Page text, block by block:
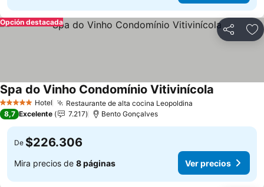
Compartir
Opción destacada
5 Estrellas Hotel Restaurante de alta cocina Leopoldina
Spa do Vinho Condomínio Vitivinícola
8,7 Excelente 7.217 Bento Gonçalves
De $226.306
Mira precios de 8 páginas Ver precios